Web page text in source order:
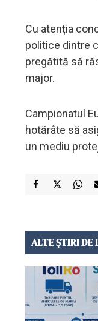
Cu atenția
politice dintre
pregătită să
major.
Campionatul
hotărâte să
un mediu
ALTE ȘTIRI DE